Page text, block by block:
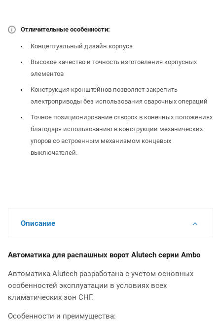
Отличительные особенности:
Концептуальный дизайн корпуса
Высокое качество и точность изготовления корпусных
элементов
Конструкция кронштейнов позволяет закрепить
электроприводы без использования сварочных операций
Точное позиционирование створок в конечных положениях
благодаря использованию в конструкции механических
упоров со встроенным механизмом концевых
выключателей.
Описание
Автоматика для распашных ворот Alutech серии Ambo
Автоматика Alutech разработана с учетом основных
особенностей эксплуатации в условиях всех
климатических зон СНГ.
Особенности и преимущества: